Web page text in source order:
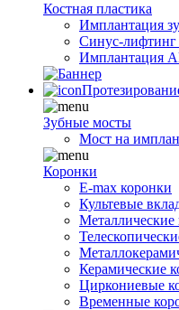
Костная пластика
Имплантация
Синус-лифтинг
Имплантация
Зубные мосты
Мост на
Коронки
E-max коронки
Культевые
Металлические
Керамические
Циркониевые
Временные